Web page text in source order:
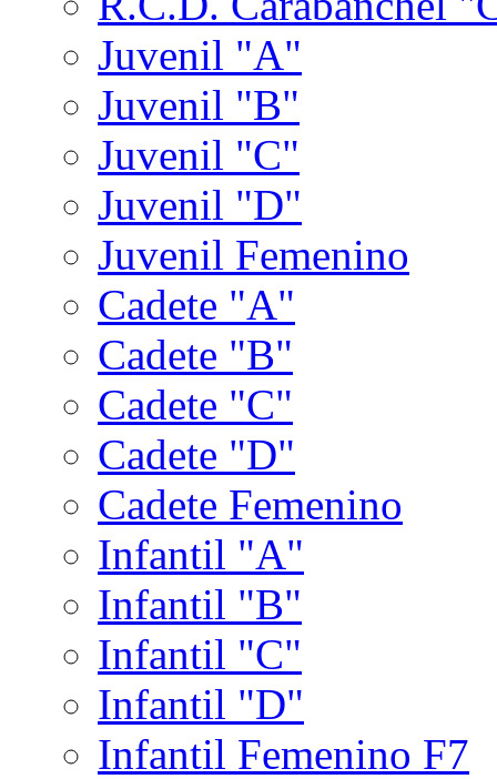
Juvenil "A"
Juvenil "B"
Juvenil "C"
Juvenil "D"
Juvenil Femenino
Cadete "A"
Cadete "B"
Cadete "C"
Cadete "D"
Cadete Femenino
Infantil "A"
Infantil "B"
Infantil "C"
Infantil "D"
Infantil Femenino F7